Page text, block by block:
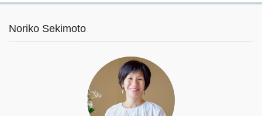
Noriko Sekimoto